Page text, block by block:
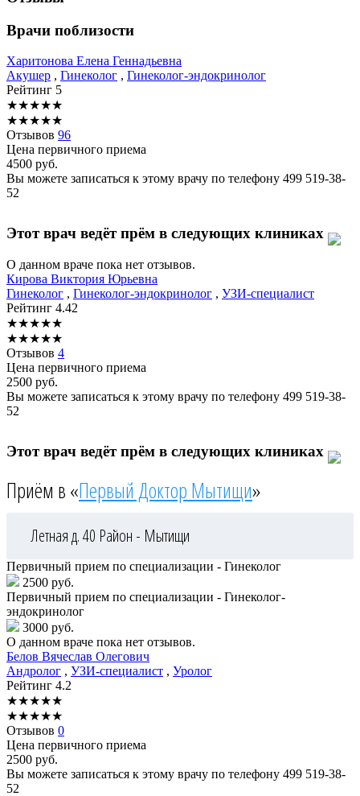
Врачи поблизости
Харитонова Елена Геннадьевна
Акушер , Гинеколог , Гинеколог-эндокринолог
Рейтинг 5
★★★★★
★★★★★
Отзывов 96
Цена первичного приема
4500 руб.
Вы можете записаться к этому врачу по телефону 499 519-38-
52
Этот врач ведёт прём в следующих клиниках
О данном враче пока нет отзывов.
Кирова Виктория Юрьевна
Гинеколог , Гинеколог-эндокринолог , УЗИ-специалист
Рейтинг 4.42
★★★★★
★★★★★
Отзывов 4
Цена первичного приема
2500 руб.
Вы можете записаться к этому врачу по телефону 499 519-38-
52
Этот врач ведёт прём в следующих клиниках
Приём в «Первый Доктор Мытищи»
Летная д. 40 Район - Мытищи
Первичный прием по специализации - Гинеколог
2500 руб.
Первичный прием по специализации - Гинеколог-
эндокринолог
3000 руб.
О данном враче пока нет отзывов.
Белов Вячеслав Олегович
Андролог , УЗИ-специалист , Уролог
Рейтинг 4.2
★★★★★
★★★★★
Отзывов 0
Цена первичного приема
2500 руб.
Вы можете записаться к этому врачу по телефону 499 519-38-
52